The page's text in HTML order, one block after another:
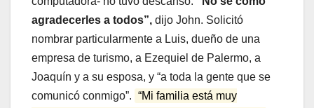
agradecerles a todos”, dijo John. Solicitó
nombrar particularmente a Luis, dueño de una
empresa de turismo, a Ezequiel de Palermo, a
Joaquín y a su esposa, y “a toda la gente que se
comunicó conmigo”. “Mi familia está muy